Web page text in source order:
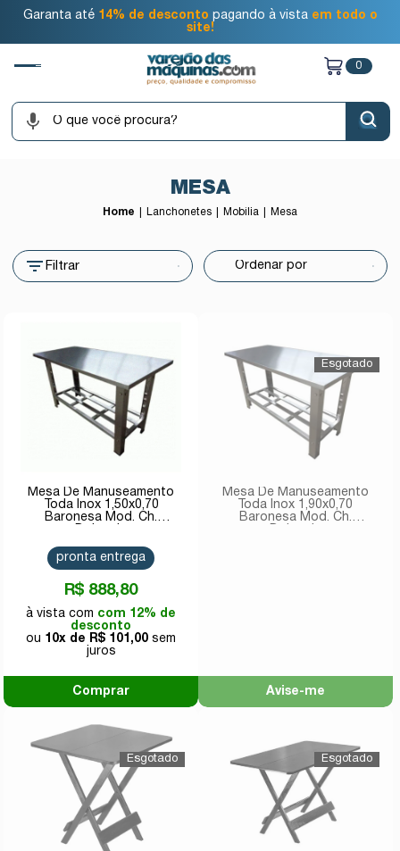
Garanta até 14% de desconto pagando à vista em todo o
site!
0
MESA
Home Lanchonetes Mobília Mesa
Filtrar
Mesa De Manuseamento
Toda Inox 1,50x0,70
Baronesa Mod. Ch.
R$ 888,80
com 12% de
desconto
10x de
R$ 101,00
pronta entrega
Comprar
Mesa De Manuseamento
Toda Inox 1,90x0,70
Baronesa Mod. Ch.
Avise-me